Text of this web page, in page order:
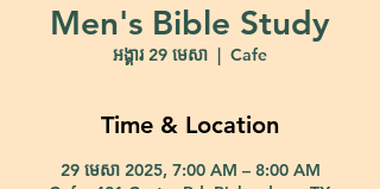
Men's Bible Study
អង្គារ 29 មេសា
  |
Cafe
Time & Location
29 មេសា 2025, 7:00 AM – 8:00 AM